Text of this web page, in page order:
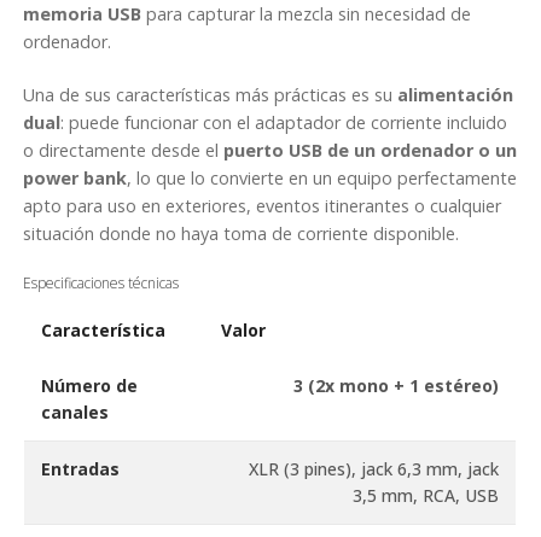
memoria USB para capturar la mezcla sin necesidad de
ordenador.
Una de sus características más prácticas es su alimentación
dual: puede funcionar con el adaptador de corriente incluido
o directamente desde el puerto USB de un ordenador o un
power bank, lo que lo convierte en un equipo perfectamente
apto para uso en exteriores, eventos itinerantes o cualquier
situación donde no haya toma de corriente disponible.
Especificaciones técnicas
Característica Valor
Número de
canales
3 (2x mono + 1 estéreo)
Entradas
XLR (3 pines), jack 6,3 mm, jack
3,5 mm, RCA, USB